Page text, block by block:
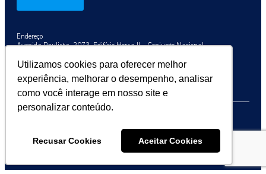
Utilizamos cookies para oferecer melhor
experiência, melhorar o desempenho, analisar
como você interage em nosso site e
personalizar conteúdo.
Recusar Cookies Aceitar Cookies
Endereço
Avenida Paulista, 2073, Edifício Horsa II – Conjunto Nacional
Telefone
+55 (11) 3192-9284